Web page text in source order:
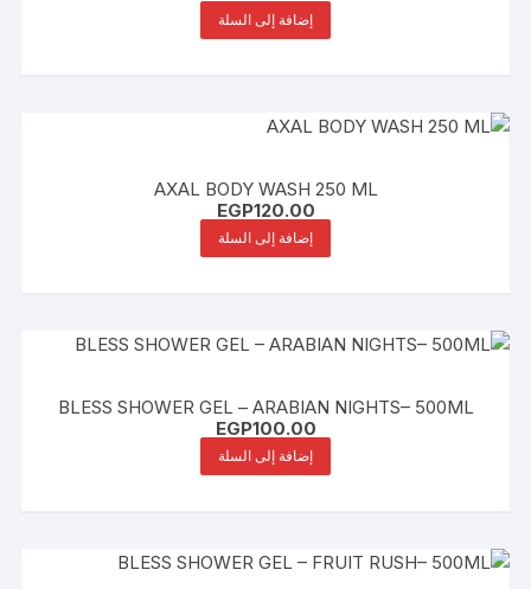
إضافة إلى السلة
AXAL BODY WASH 250 ML
EGP120.00
إضافة إلى السلة
BLESS SHOWER GEL – ARABIAN NIGHTS– 500ML
EGP100.00
إضافة إلى السلة